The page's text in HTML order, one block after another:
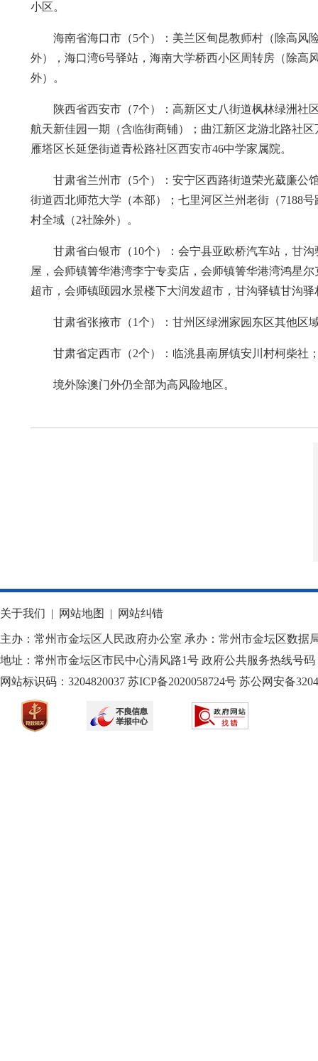
小区。
海南省海口市（5个）：美兰区甸昆教师村（除高风
外），海口湾6号驿站，海南大学桥西小区周转房（除高
外）。
陕西省西安市（7个）：高新区丈八街道枫林绿洲社
航天新佳园一期（含临街商铺）；曲江新区龙游北路社
雁塔区长延堡街道青松路社区西安市46中学家属院。
甘肃省兰州市（5个）：安宁区西路街道荣光葳廉公
街道西北师范大学（本部）；七里河区兰州老街（7188
村全域（2社除外）。
甘肃省白银市（10个）：会宁县亚欧桥汽车站，甘
屋，会师镇箐华港湾李宁专卖店，会师镇箐华港湾鸿星
超市，会师镇颐园水景楼下大润发超市，甘沟驿镇甘沟驿
甘肃省张掖市（1个）：甘州区绿洲家园东区其他区
甘肃省定西市（2个）：临洮县南屏镇安川村柯柴社
境外除澳门外仍全部为高风险地区。
关于我们 | 网站地图 | 网站纠错
主办：常州市金坛区人民政府办公室 承办：常州市金坛区数据
地址：常州市金坛区市民中心清风路1号 政府公共服务热线号码
网站标识码：3204820037 苏ICP备2020058724号 苏公网安备